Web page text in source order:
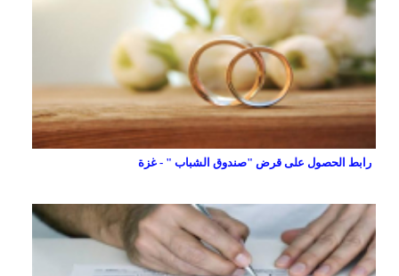
رابط الحصول على قرض "صندوق الشباب " - غزة